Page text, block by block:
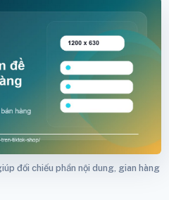
đối chiếu phần nội dung, gian hàng